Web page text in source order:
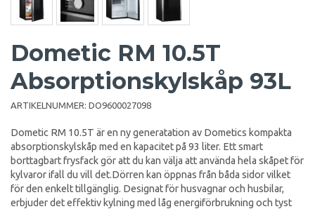
Dometic RM 10.5T
Absorptionskylskåp 93L
ARTIKELNUMMER: DO9600027098
Dometic RM 10.5T är en ny generatation av Dometics kompakta
absorptionskylskåp med en kapacitet på 93 liter. Ett smart
borttagbart frysfack gör att du kan välja att använda hela skåpet för
kylvaror ifall du vill det.Dörren kan öppnas från båda sidor vilket
för den enkelt tillgänglig. Designat för husvagnar och husbilar,
erbjuder det effektiv kylning med låg energiförbrukning och tyst